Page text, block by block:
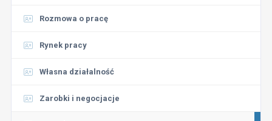
Rozmowa o pracę
Rynek pracy
Własna działalność
Zarobki i negocjacje